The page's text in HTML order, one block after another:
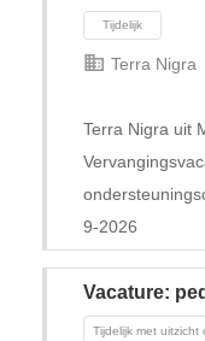
Terra Nigra
Terra Nigra uit
9-2026
Vacature: